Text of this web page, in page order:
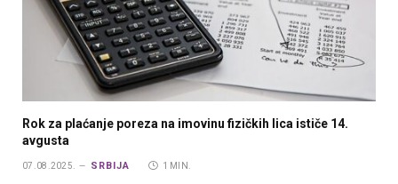
Rok za plaćanje poreza na imovinu fizičkih lica ističe 14.
avgusta
07.08.2025. SRBIJA 1 MIN.